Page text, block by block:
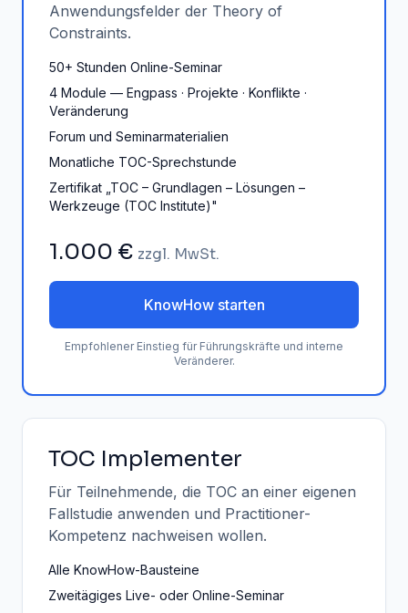
Anwendungsfelder der Theory of
Constraints.
50+ Stunden Online-Seminar
4 Module — Engpass · Projekte · Konflikte ·
Veränderung
Forum und Seminarmaterialien
Monatliche TOC-Sprechstunde
Zertifikat „TOC – Grundlagen – Lösungen –
Werkzeuge (TOC Institute)"
1.000 € zzgl. MwSt.
KnowHow starten
Empfohlener Einstieg für Führungskräfte und interne
Veränderer.
TOC Implementer
Für Teilnehmende, die TOC an einer eigenen
Fallstudie anwenden und Practitioner-
Kompetenz nachweisen wollen.
Alle KnowHow-Bausteine
Zweitägiges Live- oder Online-Seminar